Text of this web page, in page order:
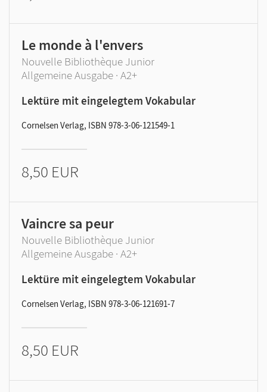
Le monde à l'envers
Nouvelle Bibliothèque Junior
Allgemeine Ausgabe · A2+
Lektüre mit eingelegtem Vokabular
Cornelsen Verlag, ISBN 978-3-06-121549-1
8,50 EUR
Vaincre sa peur
Nouvelle Bibliothèque Junior
Allgemeine Ausgabe · A2+
Lektüre mit eingelegtem Vokabular
Cornelsen Verlag, ISBN 978-3-06-121691-7
8,50 EUR